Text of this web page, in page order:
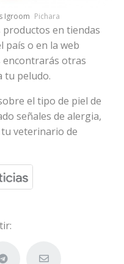
Igroom Pichara
en tiendas
país o en la web
encontrarás otras
tu peludo.
el tipo de piel de
señales de alergia,
veterinario de